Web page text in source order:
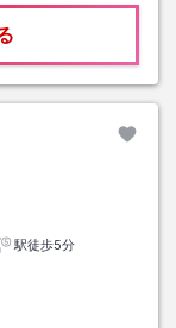
駅徒歩5分